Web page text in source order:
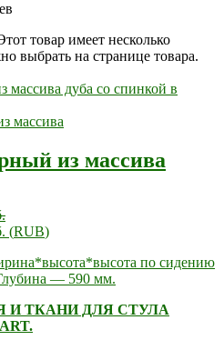
товар имеет несколько
выбрать на странице товара.
из массива
(RUB)
по сидению
— 590 мм.
И ТКАНИ ДЛЯ СТУЛА